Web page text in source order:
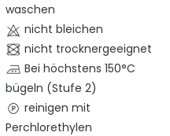
waschen
nicht bleichen
nicht trocknergeeignet
Bei höchstens 150°C
bügeln (Stufe 2)
reinigen mit
Perchlorethylen